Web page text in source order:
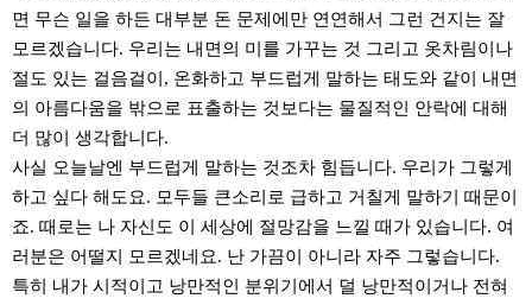
면 무슨 일을 하든 대부분 돈 문제에만 연연해서 그런 건지는 잘
모르겠습니다. 우리는 내면의 미를 가꾸는 것 그리고 옷차림이나
절도 있는 걸음걸이, 온화하고 부드럽게 말하는 태도와 같이 내면
의 아름다움을 밖으로 표출하는 것보다는 물질적인 안락에 대해
더 많이 생각합니다.
사실 오늘날엔 부드럽게 말하는 것조차 힘듭니다. 우리가 그렇게
하고 싶다 해도요. 모두들 큰소리로 급하고 거칠게 말하기 때문이
죠. 때로는 나 자신도 이 세상에 절망감을 느낄 때가 있습니다. 여
러분은 어떨지 모르겠네요. 난 가끔이 아니라 자주 그렇습니다.
특히 내가 시적이고 낭만적인 분위기에서 덜 낭만적이거나 전혀